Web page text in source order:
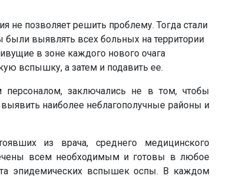
не позволяет решить проблему. Тогда стали
выявлять всех больных на территории
в зоне каждого нового очага
вспышку, а затем и подавить ее.
заключались не в том, чтобы
наиболее неблагополучные районы и
из врача, среднего медицинского
всем необходимым и готовы в любое
эпидемических вспышек оспы. В каждом